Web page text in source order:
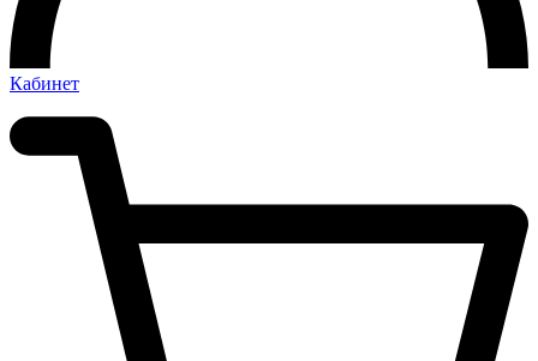
Кабинет